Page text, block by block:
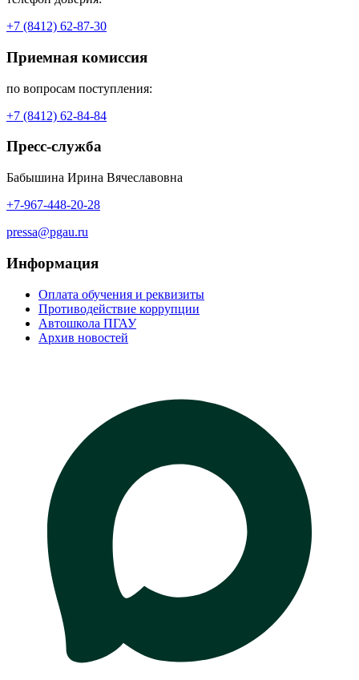
+7 (8412) 62-87-30
Приемная комиссия
по вопросам поступления:
+7 (8412) 62-84-84
Пресс-служба
Бабышина Ирина Вячеславовна
+7-967-448-20-28
pressa@pgau.ru
Информация
Оплата обучения и реквизиты
Противодействие коррупции
Автошкола ПГАУ
Архив новостей